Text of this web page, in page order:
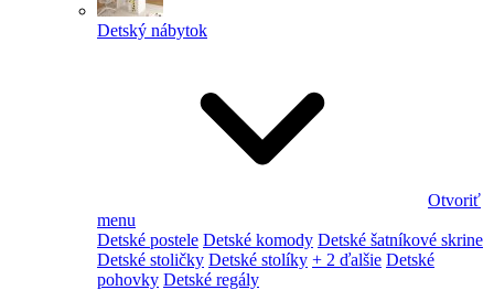
Detský nábytok
Otvoriť
menu
Detské postele Detské komody Detské šatníkové skrine
Detské stoličky Detské stolíky + 2 ďalšie Detské
pohovky Detské regály